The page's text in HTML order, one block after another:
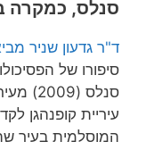
סנלס, כמקרה
ד"ר גדעון שניר
סיפורו של
סנלס
עיריית קופנהגן
המוסלמית בעיר